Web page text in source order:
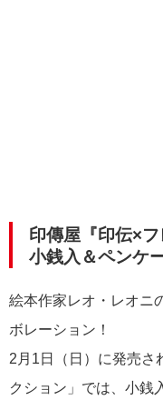
印傳屋『印伝×フ
小銭入＆ペンケ
絵本作家レオ・レオニ
ボレーション！
2月1日（日）に発売さ
クション」では、小銭